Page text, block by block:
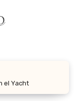
el Yacht